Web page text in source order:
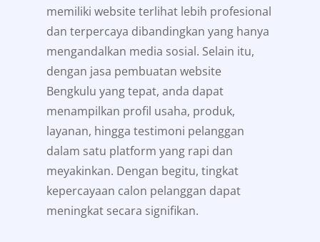
memiliki website terlihat lebih profesional
dan terpercaya dibandingkan yang hanya
mengandalkan media sosial. Selain itu,
dengan jasa pembuatan website
Bengkulu yang tepat, anda dapat
menampilkan profil usaha, produk,
layanan, hingga testimoni pelanggan
dalam satu platform yang rapi dan
meyakinkan. Dengan begitu, tingkat
kepercayaan calon pelanggan dapat
meningkat secara signifikan.